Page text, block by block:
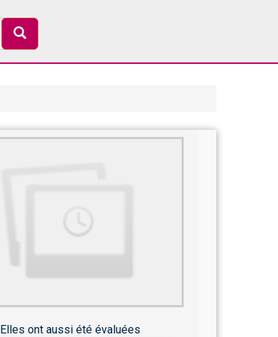
Elles ont aussi été évaluées